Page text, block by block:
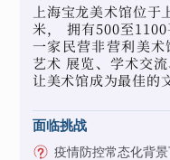
上海宝龙美术馆位
米， 拥有500至
一家民营非营利美
艺术 展览、学术交
让美术馆成为最佳的
面临挑战
疫情防控常态化背